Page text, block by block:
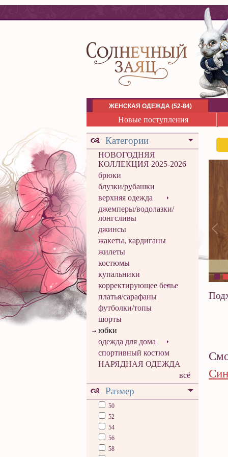
ЖЕНСКАЯ ОДЕЖДА (52-84)
Новые поступления
Категории
НОВОГОДНЯЯ
КОЛЛЕКЦИЯ 2025-2026
брюки
блузки/рубашки
верхняя одежда
джемперы/водолазки/
лонгсливы
джинсы
жакеты, кардиганы
жилеты
костюмы
купальники
корректирующее белье
платья/сарафаны
футболки/топы
шорты
юбки
одежда для дома
спортивный костюм
НАРЯДНАЯ ОДЕЖДА
всё
Размер
50
52
54
56
58